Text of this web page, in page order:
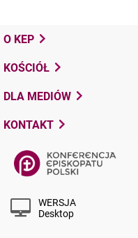
O KEP
KOŚCIÓŁ
DLA MEDIÓW
KONTAKT
WERSJA
Desktop